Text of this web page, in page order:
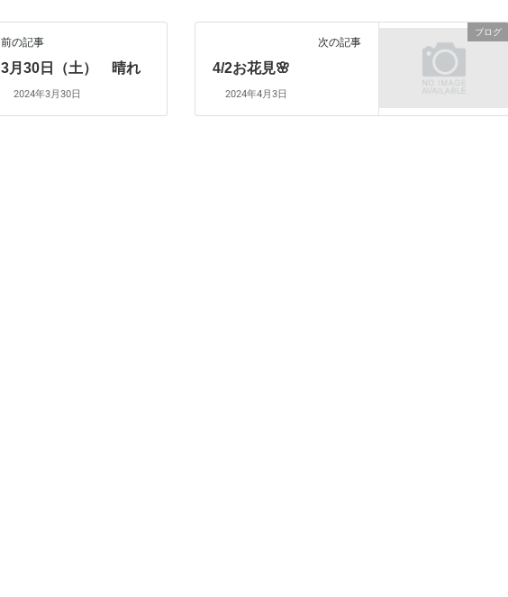
前の記事
3月30日（土） 晴れ
2024年3月30日
ブログ
次の記事
4/2お花見🌸
2024年4月3日